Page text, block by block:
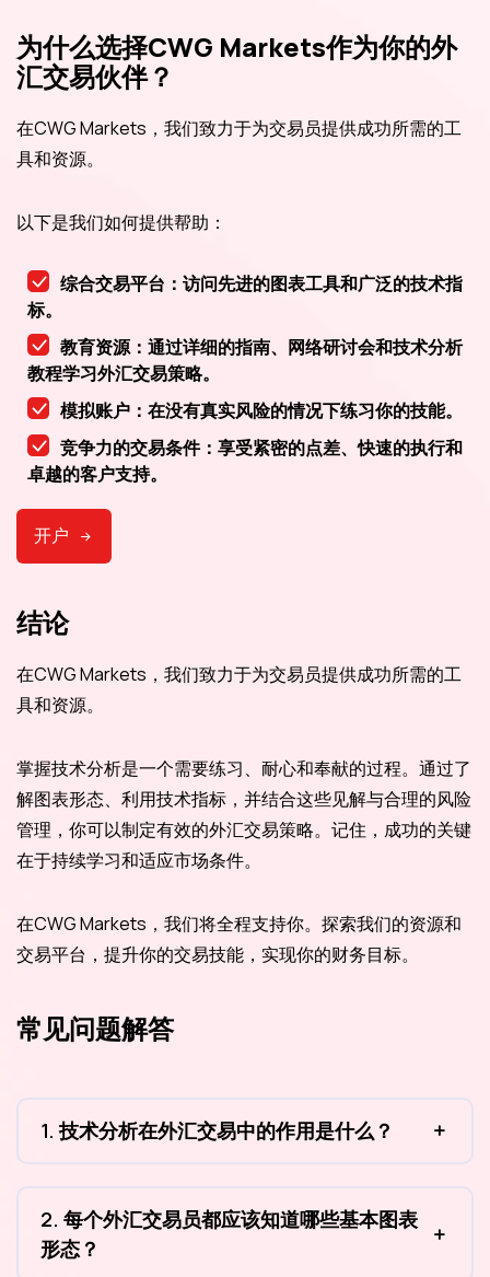
为什么选择CWG Markets作为你的外
汇交易伙伴？
在CWG Markets，我们致力于为交易员提供成功所需的工
具和资源。
以下是我们如何提供帮助：
综合交易平台：访问先进的图表工具和广泛的技术指
标。
教育资源：通过详细的指南、网络研讨会和技术分析
教程学习外汇交易策略。
模拟账户：在没有真实风险的情况下练习你的技能。
竞争力的交易条件：享受紧密的点差、快速的执行和
卓越的客户支持。
开户
结论
在CWG Markets，我们致力于为交易员提供成功所需的工
具和资源。
掌握技术分析是一个需要练习、耐心和奉献的过程。通过了
解图表形态、利用技术指标，并结合这些见解与合理的风险
管理，你可以制定有效的外汇交易策略。记住，成功的关键
在于持续学习和适应市场条件。
在CWG Markets，我们将全程支持你。探索我们的资源和
交易平台，提升你的交易技能，实现你的财务目标。
常见问题解答
1. 技术分析在外汇交易中的作用是什么？
2. 每个外汇交易员都应该知道哪些基本图表
形态？